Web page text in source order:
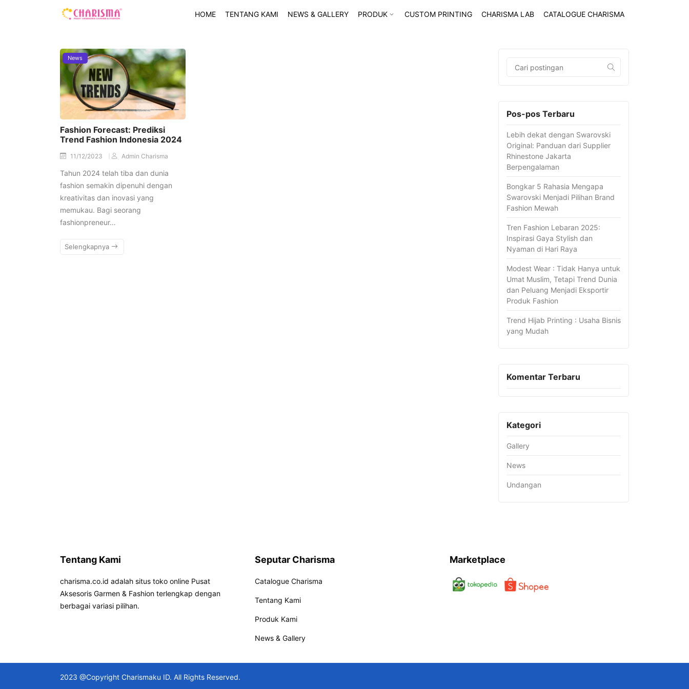
HOME TENTANG KAMI NEWS & GALLERY PRODUK CUSTOM PRINTING CHARISMA LAB CATALOGUE CHARISMA
News
Fashion Forecast: Prediksi
Trend Fashion Indonesia 2024
11/12/2023 Admin Charisma
Tahun 2024 telah tiba dan dunia
fashion semakin dipenuhi dengan
kreativitas dan inovasi yang
memukau. Bagi seorang
fashionpreneur…
Selengkapnya
Pos-pos Terbaru
Lebih dekat dengan Swarovski
Original: Panduan dari Supplier
Rhinestone Jakarta
Berpengalaman
Bongkar 5 Rahasia Mengapa
Swarovski Menjadi Pilihan Brand
Fashion Mewah
Tren Fashion Lebaran 2025:
Inspirasi Gaya Stylish dan
Nyaman di Hari Raya
Modest Wear : Tidak Hanya untuk
Umat Muslim, Tetapi Trend Dunia
dan Peluang Menjadi Eksportir
Produk Fashion
Trend Hijab Printing : Usaha Bisnis
yang Mudah
Komentar Terbaru
Kategori
Gallery
News
Undangan
Tentang Kami
charisma.co.id adalah situs toko online Pusat
Aksesoris Garmen & Fashion terlengkap dengan
berbagai variasi pilihan.
Seputar Charisma
Catalogue Charisma
Tentang Kami
Produk Kami
News & Gallery
Marketplace
2023 @Copyright Charismaku ID. All Rights Reserved.